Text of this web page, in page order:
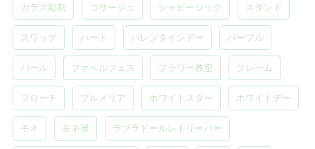
ガラス彫刻 コサージュ シャビーシック スタンド
スワッグ ハート バレンタインデー パープル
パール ファベルフェス フラワー教室 フレーム
ブローチ プルメリア ホワイトスター ホワイトデー
モネ モネ展 ラブラドールレトリーバー